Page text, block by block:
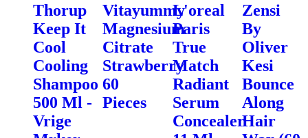
Thorup
Keep It
Cool
Cooling
Shampoo
500 Ml -
Vrige
Vitayummy
Magnesium
Citrate
Strawberry
60
Pieces
L'oreal
Paris
True
Match
Radiant
Serum
Concealer
Zensi
By
Oliver
Kesi
Bounce
Along
Hair